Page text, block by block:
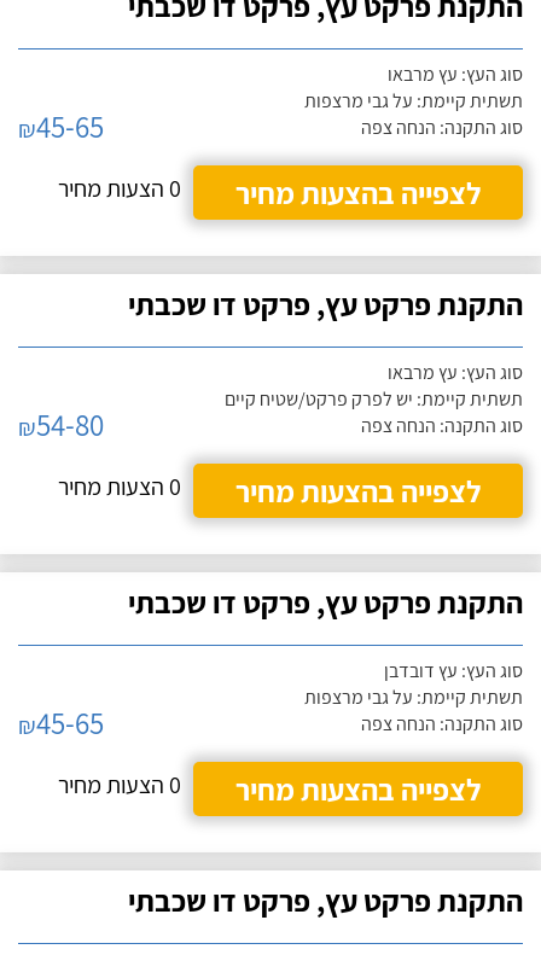
סוג העץ: עץ מרבאו
תשתית קיימת: על גבי מרצפות
סוג התקנה: הנחה צפה
₪45-65
לצפייה בהצעות מחיר
0 הצעות מחיר
התקנת פרקט עץ, פרקט דו שכבתי
סוג העץ: עץ מרבאו
תשתית קיימת: יש לפרק פרקט/שטיח קיים
סוג התקנה: הנחה צפה
₪54-80
לצפייה בהצעות מחיר
0 הצעות מחיר
התקנת פרקט עץ, פרקט דו שכבתי
סוג העץ: עץ דובדבן
תשתית קיימת: על גבי מרצפות
סוג התקנה: הנחה צפה
₪45-65
לצפייה בהצעות מחיר
0 הצעות מחיר
התקנת פרקט עץ, פרקט דו שכבתי